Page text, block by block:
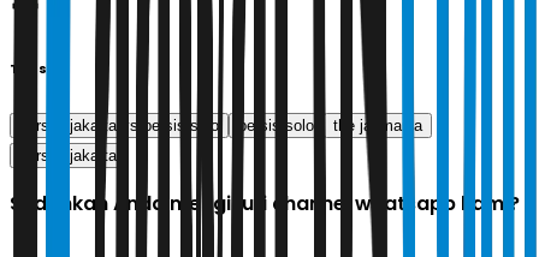
Tags
persija jakarta vs persis solo persis solo
the jakmania
persija jakarta
Sudahkah Anda mengikuti channel whatsapp kami?